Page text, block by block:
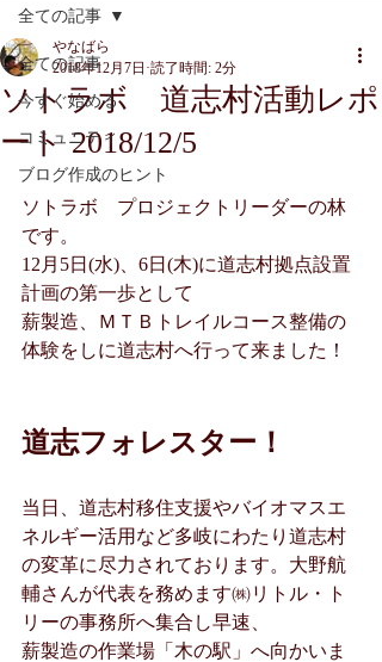
全ての記事
今すぐ始める
コミュニティ
ブログ作成のヒント
全ての記事
ソトラボ 道志村活動レポ
ート 2018/12/5
やなばら
2018年12月7日 読了時間: 2分
ソトラボ　プロジェクトリーダーの林
です。
12月5日(水)、6日(木)に道志村拠点設置
計画の第一歩として
薪製造、ＭＴＢトレイルコース整備の
体験をしに道志村へ行って来ました！
道志フォレスター！
当日、道志村移住支援やバイオマスエ
ネルギー活用など多岐にわたり道志村
の変革に尽力されております。大野航
輔さんが代表を務めます㈱リトル・ト
リーの事務所へ集合し早速、
薪製造の作業場「木の駅」へ向かいま